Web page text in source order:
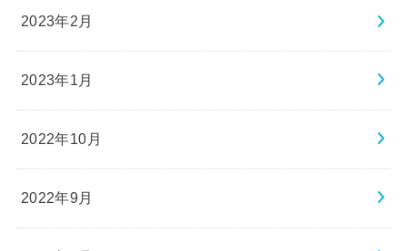
2023年2月
2023年1月
2022年10月
2022年9月